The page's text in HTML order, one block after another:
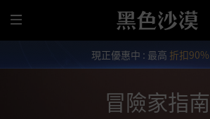
全
部
單
現正優惠中 : 最高 折扣90%
冒險家指南